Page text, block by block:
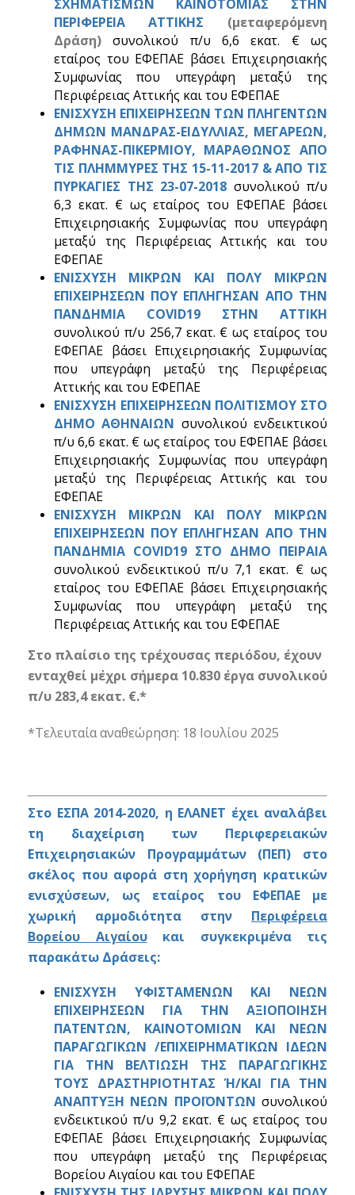
ΣΧΗΜΑΤΙΣΜΩΝ ΚΑΙΝΟΤΟΜΙΑΣ ΣΤΗΝ
ΠΕΡΙΦΕΡΕΙΑ ΑΤΤΙΚΗΣ (μεταφερόμενη
Δράση)συνολικού π/υ 6,6 εκατ. € ως
εταίρος του ΕΦΕΠΑΕ βάσει Επιχειρησιακής
Συμφωνίας που υπεγράφη μεταξύ της
Περιφέρειας Αττικής και του ΕΦΕΠΑΕ
ΕΝΙΣΧΥΣΗ ΕΠΙΧΕΙΡΗΣΕΩΝ ΤΩΝ ΠΛΗΓΕΝΤΩΝ
ΔΗΜΩΝ ΜΑΝΔΡΑΣ-ΕΙΔΥΛΛΙΑΣ, ΜΕΓΑΡΕΩΝ,
ΡΑΦΗΝΑΣ-ΠΙΚΕΡΜΙΟΥ, ΜΑΡΑΘΩΝΟΣ ΑΠΟ
ΤΙΣ ΠΛΗΜΜΥΡΕΣ ΤΗΣ 15-11-2017 & ΑΠΟ ΤΙΣ
ΠΥΡΚΑΓΙΕΣ ΤΗΣ 23-07-2018 συνολικού π/υ
6,3 εκατ. € ως εταίρος του ΕΦΕΠΑΕ βάσει
Επιχειρησιακής Συμφωνίας που υπεγράφη
μεταξύ της Περιφέρειας Αττικής και του
ΕΦΕΠΑΕ
ΕΝΙΣΧΥΣΗ ΜΙΚΡΩΝ ΚΑΙ ΠΟΛΥ ΜΙΚΡΩΝ
ΕΠΙΧΕΙΡΗΣΕΩΝ ΠΟΥ ΕΠΛΗΓΗΣΑΝ ΑΠΟ ΤΗΝ
ΠΑΝΔΗΜΙΑ COVID19 ΣΤΗΝ ΑΤΤΙΚΗ
συνολικού π/υ 256,7 εκατ. € ως εταίρος του
ΕΦΕΠΑΕ βάσει Επιχειρησιακής Συμφωνίας
που υπεγράφη μεταξύ της Περιφέρειας
Αττικής και του ΕΦΕΠΑΕ
ΕΝΙΣΧΥΣΗ ΕΠΙΧΕΙΡΗΣΕΩΝ ΠΟΛΙΤΙΣΜΟΥ ΣΤΟ
ΔΗΜΟ ΑΘΗΝΑΙΩΝ συνολικού ενδεικτικού
π/υ 6,6 εκατ. € ως εταίρος του ΕΦΕΠΑΕ βάσει
Επιχειρησιακής Συμφωνίας που υπεγράφη
μεταξύ της Περιφέρειας Αττικής και του
ΕΦΕΠΑΕ
ΕΝΙΣΧΥΣΗ ΜΙΚΡΩΝ ΚΑΙ ΠΟΛΥ ΜΙΚΡΩΝ
ΕΠΙΧΕΙΡΗΣΕΩΝ ΠΟΥ ΕΠΛΗΓΗΣΑΝ ΑΠΟ ΤΗΝ
ΠΑΝΔΗΜΙΑ COVID19 ΣΤΟ ΔΗΜΟ ΠΕΙΡΑΙΑ
συνολικού ενδεικτικού π/υ 7,1 εκατ. € ως
εταίρος του ΕΦΕΠΑΕ βάσει Επιχειρησιακής
Συμφωνίας που υπεγράφη μεταξύ της
Περιφέρειας Αττικής και του ΕΦΕΠΑΕ
Στο πλαίσιο της τρέχουσας περιόδου, έχουν
ενταχθεί μέχρι σήμερα 10.830 έργα συνολικού
π/υ 283,4 εκατ. €.*
*Τελευταία αναθεώρηση: 18 Ιουλίου 2025
Στο ΕΣΠΑ 2014-2020, η ΕΛΑΝΕΤ έχει αναλάβει
τη διαχείριση των Περιφερειακών
Επιχειρησιακών Προγραμμάτων (ΠΕΠ) στο
σκέλος που αφορά στη χορήγηση κρατικών
ενισχύσεων, ως εταίρος του ΕΦΕΠΑΕ με
χωρική αρμοδιότητα στην Περιφέρεια
Βορείου Αιγαίουκαι συγκεκριμένα τις
παρακάτω Δράσεις:
ΕΝΙΣΧΥΣΗ ΥΦΙΣΤΑΜΕΝΩΝ ΚΑΙ ΝΕΩΝ
ΕΠΙΧΕΙΡΗΣΕΩΝ ΓΙΑ ΤΗΝ ΑΞΙΟΠΟΙΗΣΗ
ΠΑΤΕΝΤΩΝ, ΚΑΙΝΟΤΟΜΙΩΝ ΚΑΙ ΝΕΩΝ
ΠΑΡΑΓΩΓΙΚΩΝ /ΕΠΙΧΕΙΡΗΜΑΤΙΚΩΝ ΙΔΕΩΝ
ΓΙΑ ΤΗΝ ΒΕΛΤΙΩΣΗ ΤΗΣ ΠΑΡΑΓΩΓΙΚΗΣ
ΤΟΥΣ ΔΡΑΣΤΗΡΙΟΤΗΤΑΣ Ή/ΚΑΙ ΓΙΑ ΤΗΝ
ΑΝΑΠΤΥΞΗ ΝΕΩΝ ΠΡΟΪΟΝΤΩΝ συνολικού
ενδεικτικού π/υ 9,2 εκατ. € ως εταίρος του
ΕΦΕΠΑΕ βάσει Επιχειρησιακής Συμφωνίας
που υπεγράφη μεταξύ της Περιφέρειας
Βορείου Αιγαίου και του ΕΦΕΠΑΕ